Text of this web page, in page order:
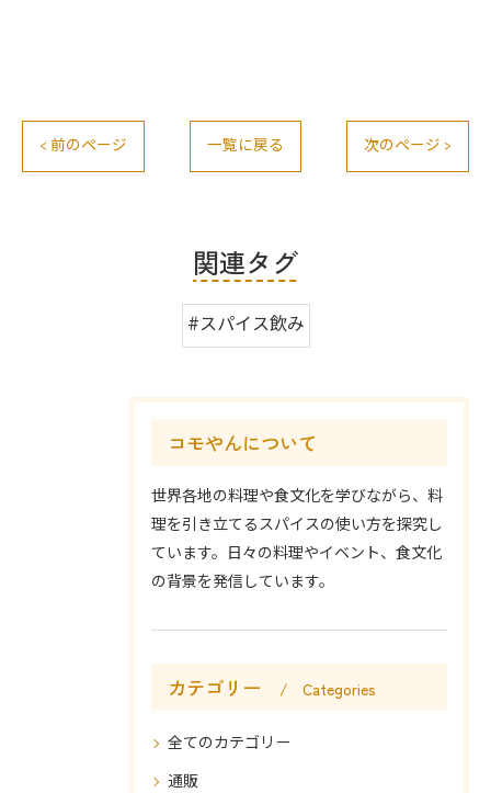
< 前のページ 一覧に戻る 次のページ >
関連タグ
#スパイス飲み
コモやんについて
世界各地の料理や食文化を学びながら、料
理を引き立てるスパイスの使い方を探究し
ています。日々の料理やイベント、食文化
の背景を発信しています。
カテゴリー Categories
全てのカテゴリー
通販